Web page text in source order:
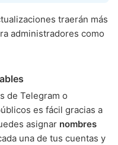
traerán más
administradores como
de Telegram o
es fácil gracias a
asignar nombres
una de tus cuentas y